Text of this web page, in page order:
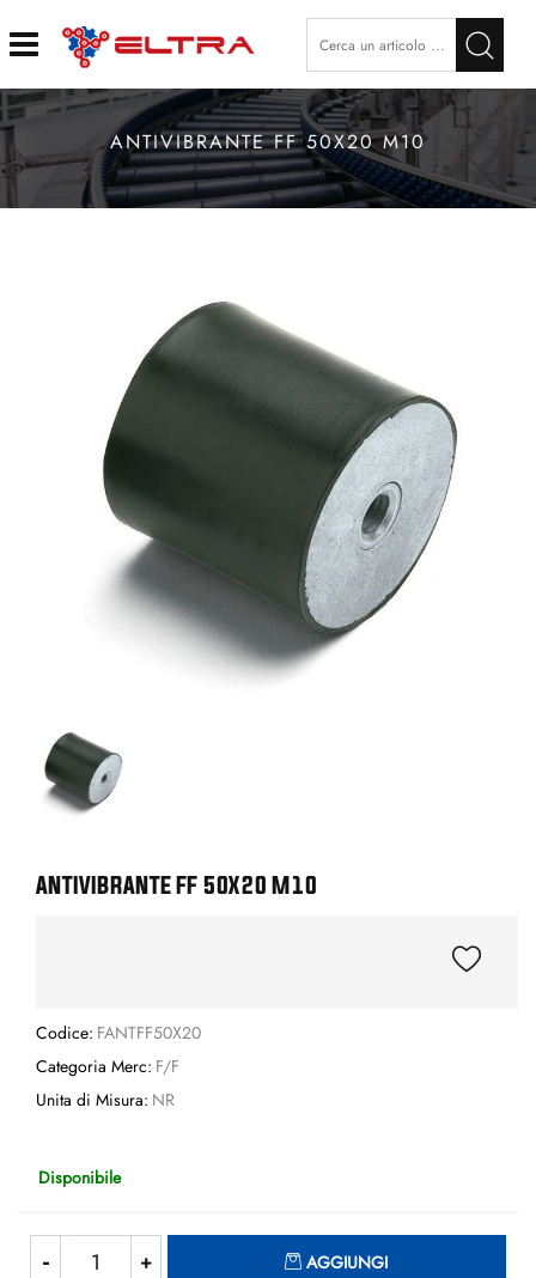
Open
ANTIVIBRANTE FF 50X20 M10
ANTIVIBRANTE FF 50X20 M10
Codice: FANTFF50X20
Categoria Merc: F/F
Unita di Misura: NR
Disponibile
AGGIUNGI